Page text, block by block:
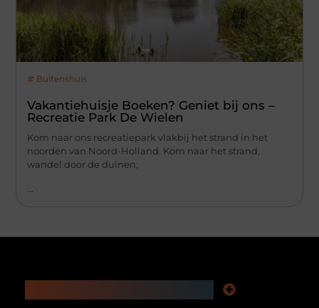
Buitenshuis
Vakantiehuisje Boeken? Geniet bij ons –
Recreatie Park De Wielen
Kom naar ons recreatiepark vlakbij het strand in het
noorden van Noord-Holland. Kom naar het strand,
wandel door de duinen,